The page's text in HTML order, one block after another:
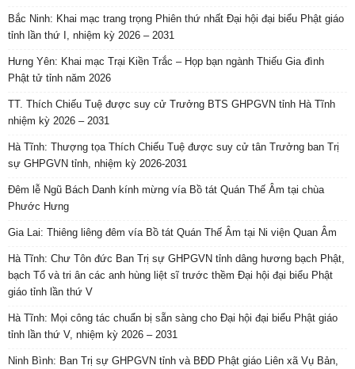
Bắc Ninh: Khai mạc trang trọng Phiên thứ nhất Đại hội đại biểu Phật giáo
tỉnh lần thứ I, nhiệm kỳ 2026 – 2031
Hưng Yên: Khai mạc Trại Kiền Trắc – Họp bạn ngành Thiếu Gia đình
Phật tử tỉnh năm 2026
TT. Thích Chiếu Tuệ được suy cử Trưởng BTS GHPGVN tỉnh Hà Tĩnh
nhiệm kỳ 2026 – 2031
Hà Tĩnh: Thượng tọa Thích Chiếu Tuệ được suy cử tân Trưởng ban Trị
sự GHPGVN tỉnh, nhiệm kỳ 2026-2031
Đêm lễ Ngũ Bách Danh kính mừng vía Bồ tát Quán Thế Âm tại chùa
Phước Hưng
Gia Lai: Thiêng liêng đêm vía Bồ tát Quán Thế Âm tại Ni viện Quan Âm
Hà Tĩnh: Chư Tôn đức Ban Trị sự GHPGVN tỉnh dâng hương bạch Phật,
bạch Tổ và tri ân các anh hùng liệt sĩ trước thềm Đại hội đại biểu Phật
giáo tỉnh lần thứ V
Hà Tĩnh: Mọi công tác chuẩn bị sẵn sàng cho Đại hội đại biểu Phật giáo
tỉnh lần thứ V, nhiệm kỳ 2026 – 2031
Ninh Bình: Ban Trị sự GHPGVN tỉnh và BĐD Phật giáo Liên xã Vụ Bản,